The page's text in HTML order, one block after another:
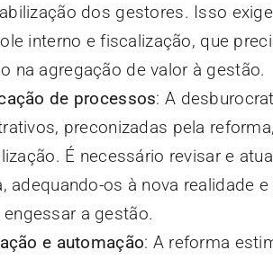
dos gestores. Isso
interno e fiscalização, que
na agregação de valor à gestão.
de processos: A
preconizadas pela
É necessário revisar e
adequando-os à nova realidade
a gestão.
e automação: A reforma